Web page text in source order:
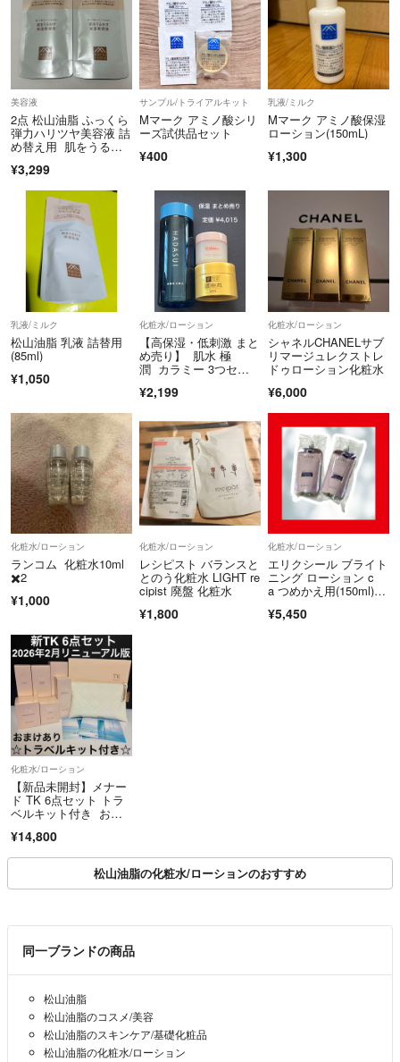
美容液
2点 松山油脂 ふっくら
弾力ハリツヤ美容液 詰
め替え用 肌をうるお
¥3,299
サンプル/トライアルキット
Mマーク アミノ酸シリ
ーズ試供品セット
¥400
乳液/ミルク
Mマーク アミノ酸保湿
ローション(150mL)
¥1,300
乳液/ミルク
松山油脂 乳液 詰替用
(85ml)
¥1,050
化粧水/ローション
【高保湿・低刺激 まと
め売り】 肌水 極
潤 カラミー 3つセッ
¥2,199
化粧水/ローション
シャネルCHANELサブ
リマージュレクストレ
ドゥローション化粧水
¥6,000
化粧水/ローション
ランコム 化粧水10ml
✖️2
¥1,000
化粧水/ローション
レシピスト バランスと
とのう化粧水 LIGHT re
cipist 廃盤 化粧水
¥1,800
化粧水/ローション
エリクシール ブライト
ニング ローション c
a つめかえ用(150ml) E
とり使用感 2個セット
¥5,450
化粧水/ローション
【新品未開封】メナー
ド TK 6点セット トラ
ベルキット付き おま
ル 新発売
¥14,800
松山油脂の化粧水/ローションのおすすめ
同一ブランドの商品
松山油脂
松山油脂のコスメ/美容
松山油脂のスキンケア/基礎化粧品
松山油脂の化粧水/ローション